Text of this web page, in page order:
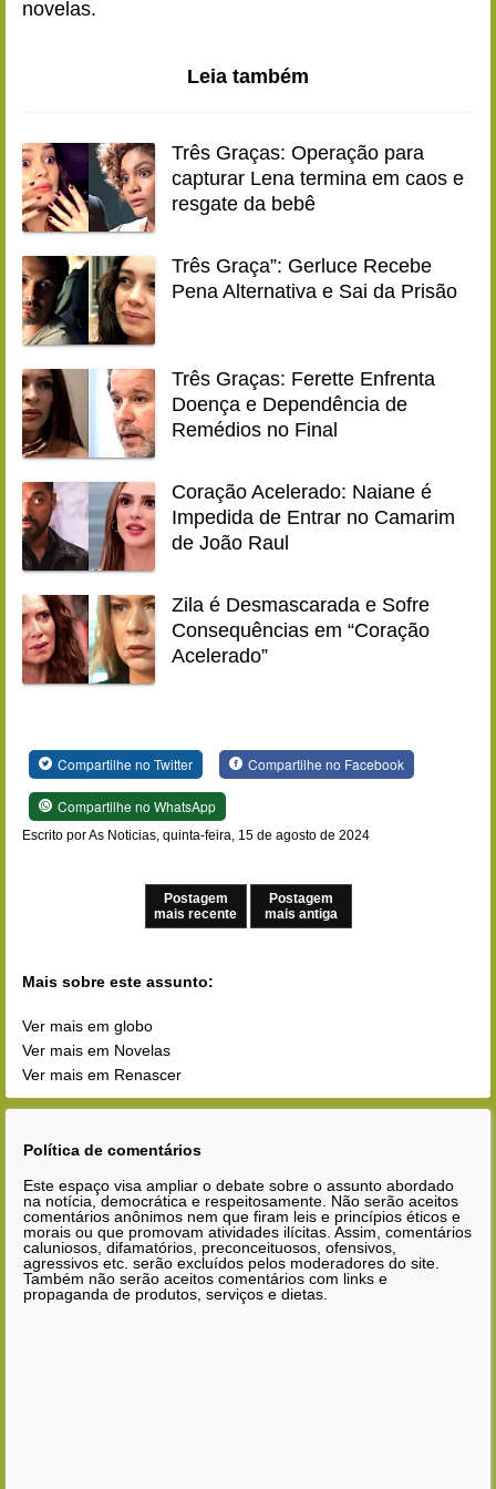
novelas.
Leia também
Três Graças: Operação para
capturar Lena termina em caos e
resgate da bebê
Três Graça”: Gerluce Recebe
Pena Alternativa e Sai da Prisão
Três Graças: Ferette Enfrenta
Doença e Dependência de
Remédios no Final
Coração Acelerado: Naiane é
Impedida de Entrar no Camarim
de João Raul
Zila é Desmascarada e Sofre
Consequências em “Coração
Acelerado”
Compartilhe no Twitter Compartilhe no Facebook
Compartilhe no WhatsApp
Escrito por As Noticias, quinta-feira, 15 de agosto de 2024
Postagem
mais recente
Postagem
mais antiga
Mais sobre este assunto:
Ver mais em globo
Ver mais em Novelas
Ver mais em Renascer
Política de comentários
Este espaço visa ampliar o debate sobre o assunto abordado
na notícia, democrática e respeitosamente. Não serão aceitos
comentários anônimos nem que firam leis e princípios éticos e
morais ou que promovam atividades ilícitas. Assim, comentários
caluniosos, difamatórios, preconceituosos, ofensivos,
agressivos etc. serão excluídos pelos moderadores do site.
Também não serão aceitos comentários com links e
propaganda de produtos, serviços e dietas.